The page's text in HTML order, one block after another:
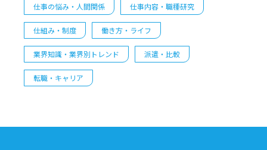
仕事の悩み・人間関係 仕事内容・職種研究
仕組み・制度 働き方・ライフ
業界知識・業界別トレンド 派遣・比較
転職・キャリア